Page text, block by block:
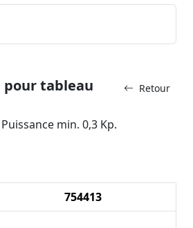
Retour
pour tableau
min. 0,3 Kp.
754413